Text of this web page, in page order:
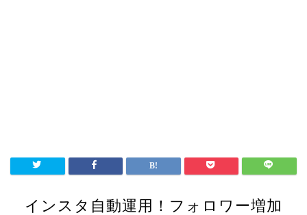
インスタ自動運用！フォロワー増加